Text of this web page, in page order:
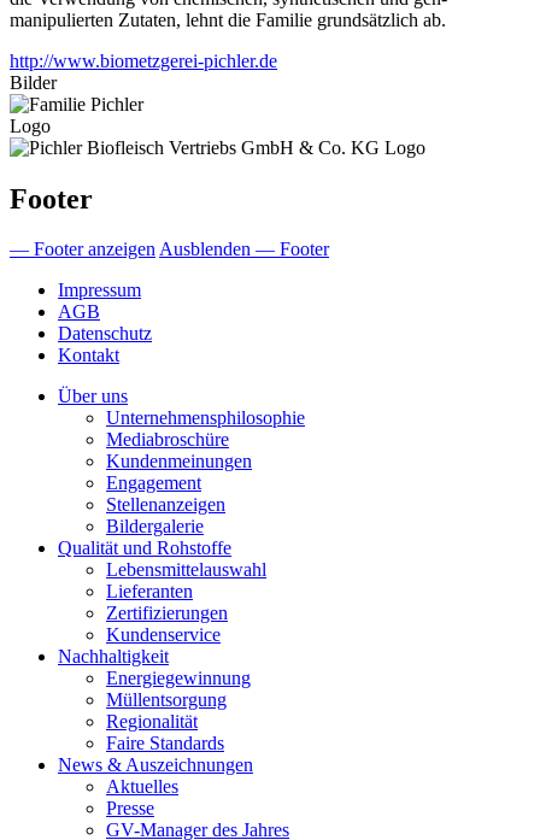
manipulierten Zutaten, lehnt die Familie grundsätzlich ab.
http://www.biometzgerei-pichler.de
Bilder
Logo
Footer
— Footer anzeigenAusblenden — Footer
Impressum
AGB
Datenschutz
Kontakt
Über uns
Unternehmensphilosophie
Mediabroschüre
Kundenmeinungen
Engagement
Stellenanzeigen
Bildergalerie
Qualität und Rohstoffe
Lebensmittelauswahl
Lieferanten
Zertifizierungen
Kundenservice
Nachhaltigkeit
Energiegewinnung
Müllentsorgung
Regionalität
Faire Standards
News & Auszeichnungen
Aktuelles
Presse
GV-Manager des Jahres